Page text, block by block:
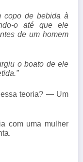
copo de bebida à
o até que ele
de um homem
o boato de ele
teoria? — Um
com uma mulher